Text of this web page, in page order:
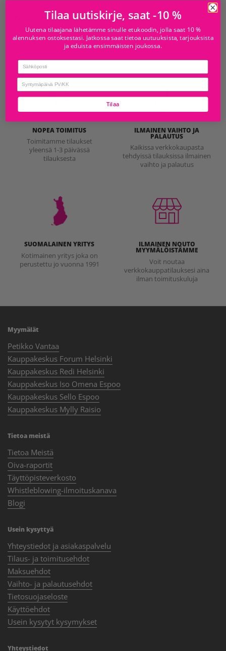
Tämä tuote ei ole noudettavissa yhdestäkään
myymälästä
Tarkista saatavuus muissa myymälöissä
NOPEA TOIMITUS
Toimitamme tilaukset
yleensä 1-3 päivässä
tilauksesta
ILMAINEN VAIHTO JA
PALAUTUS
Kaikissa verkkokaupasta
tehdyissä tilauksissa ilmainen
vaihto ja palautus
SUOMALAINEN YRITYS
Kotimainen yritys joka on
perustettu jo vuonna 1991
ILMAINEN NOUTO
MYYMÄLÖISTÄMME
Voit noutaa
verkkokauppatilauksesi aina
ilman toimituskuluja
Myymälät
Petikko Vantaa
Kauppakeskus Forum Helsinki
Kauppakeskus Redi Helsinki
Kauppakeskus Iso Omena Espoo
Kauppakeskus Sello Espoo
Kauppakeskus Mylly Raisio
Tietoa meistä
Tietoa Meistä
Oiva-raportit
Täyttöpisteverkosto
Whistleblowing-ilmoituskanava
Blogi
Usein kysyttyä
Yhteystiedot ja asiakaspalvelu
Tilaus- ja toimitusehdot
Maksuehdot
Vaihto- ja palautusehdot
Tietosuojaseloste
Käyttöehdot
Usein kysytyt kysymykset
Yhteystiedot
Tilaa uutiskirje, saat -10 %
Uutena tilaajana lähetämme sinulle etukoodin, jolla saat 10 %
alennuksen ostoksestasi. Jatkossa saat tietoa uutuuksista, tarjouksista
ja eduista ensimmäisten joukossa.
Email
birthday
Tilaa